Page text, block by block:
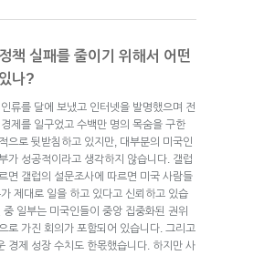
책 실패를 줄이기 위해서 어떤
나?
류를 달에 보냈고 인터넷을 발명했으며 전
제를 일구었고 수백만 명의 목숨을 구한
으로 뒷받침하고 있지만, 대부분의 미국인
가 성공적이라고 생각하지 않습니다. 갤럽
면 갤럽의 설문조사에 따르면 미국 사람들
제대로 일을 하고 있다고 신뢰하고 있습
중 일부는 미국인들이 중앙 집중화된 권위
로 가진 회의가 포함되어 있습니다. 그리고
경제 성장 수치도 한몫했습니다. 하지만 사